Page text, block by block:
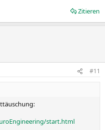
Zitieren
#11
start.html